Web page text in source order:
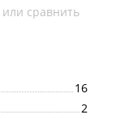
или сравнить
16
2